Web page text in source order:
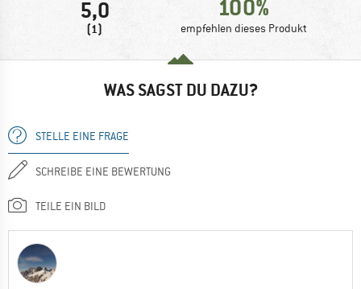
5,0
(1)
100%
empfehlen dieses Produkt
WAS SAGST DU DAZU?
STELLE EINE FRAGE
SCHREIBE EINE BEWERTUNG
TEILE EIN BILD